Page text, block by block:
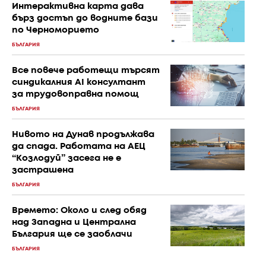
Интерактивна карта дава
бърз достъп до водните бази
по Черноморието
БЪЛГАРИЯ
Все повече работещи търсят
синдикалния AI консултант
за трудовоправна помощ
БЪЛГАРИЯ
Нивото на Дунав продължава
да спада. Работата на АЕЦ
“Козлодуй” засега не е
застрашена
БЪЛГАРИЯ
Времето: Около и след обяд
над Западна и Централна
България ще се заоблачи
БЪЛГАРИЯ